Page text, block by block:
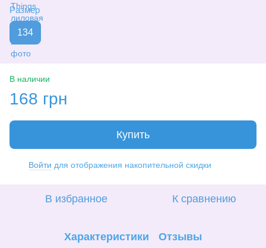
Размер
134
В наличии
168 грн
Купить
Войти для отображения накопительной скидки
В избранное К сравнению
Характеристики Отзывы